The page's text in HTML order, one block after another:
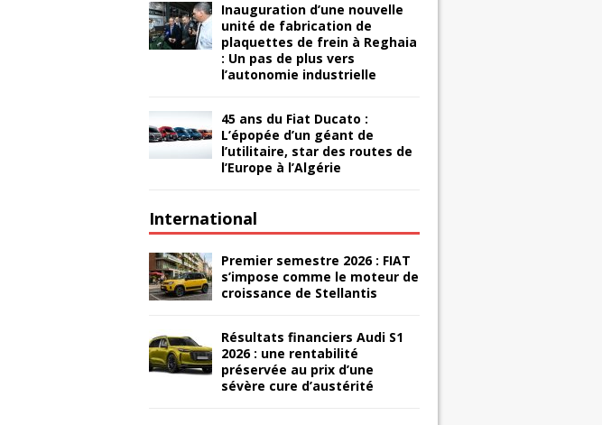
Inauguration d’une nouvelle
unité de fabrication de
plaquettes de frein à Reghaia
: Un pas de plus vers
l’autonomie industrielle
45 ans du Fiat Ducato :
L’épopée d’un géant de
l’utilitaire, star des routes de
l’Europe à l’Algérie
International
Premier semestre 2026 : FIAT
s’impose comme le moteur de
croissance de Stellantis
Résultats financiers Audi S1
2026 : une rentabilité
préservée au prix d’une
sévère cure d’austérité